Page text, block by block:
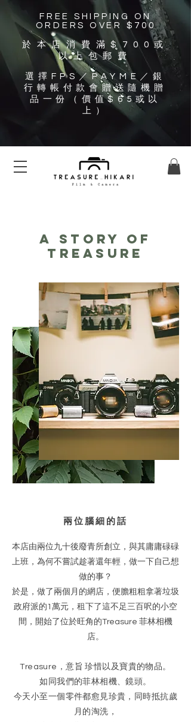
FREE SHIPPING ON
ORDERS OVER $700
於本店消費滿$700或
以上包郵費
選擇FPS／PAYME／銀
行轉帳付款會贈送隨機贈
品一份（價值$65或以
上）
A story of
Treasure
兩位腦細的話
本店由兩位九十後廢青所創立，與其庸庸碌碌
上班，為何不嘗試趁著還年輕，做一下自己想
做的事？
於是，做了兩個月的網店，便膽粗粗拿著垃圾
政府派的1萬元，租下了這不足三百呎的小空
間，開始了位於旺角的Treasure 菲林相機
店。
Treasure，意旨 珍惜以及寶貴的物品。
如同我們的菲林相機、鏡頭。
今天小至一個零件都愈見珍貴，同時抵抗歲
月的淘洗，